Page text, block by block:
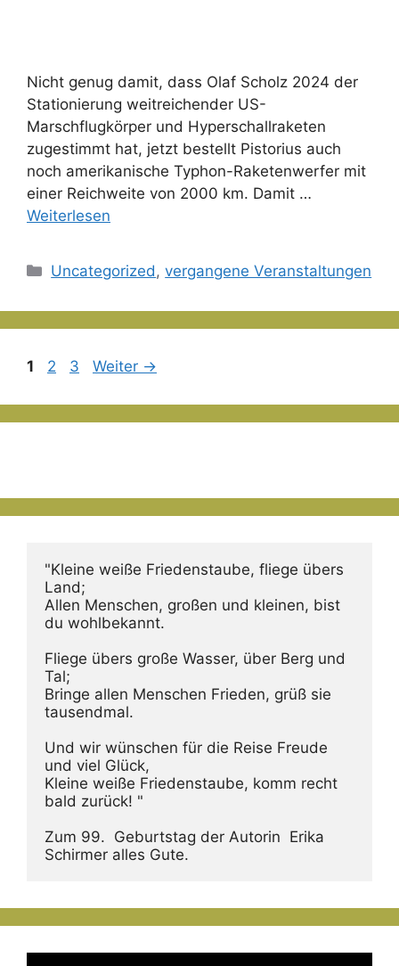
Nicht genug damit, dass Olaf Scholz 2024 der
Stationierung weitreichender US-
Marschflugkörper und Hyperschallraketen
zugestimmt hat, jetzt bestellt Pistorius auch
noch amerikanische Typhon-Raketenwerfer mit
einer Reichweite von 2000 km. Damit …
Weiterlesen
Kategorien
Uncategorized,vergangene Veranstaltungen
Seite
1 Seite
2 Seite
3 Weiter →
"Kleine weiße Friedenstaube, fliege übers
Land;
Allen Menschen, großen und kleinen, bist
du wohlbekannt.
Fliege übers große Wasser, über Berg und
Tal;
Bringe allen Menschen Frieden, grüß sie
tausendmal.
Und wir wünschen für die Reise Freude
und viel Glück,
Kleine weiße Friedenstaube, komm recht
bald zurück! "
Zum 99.  Geburtstag der Autorin  Erika
Schirmer alles Gute.